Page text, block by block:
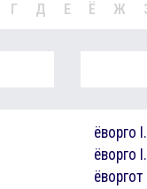
Г Д Е Ё Ж
ёворго
ёворго
ёворгот